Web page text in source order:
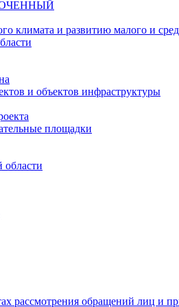
климата и развитию малого и
и объектов инфраструктуры
площадки
рассмотрения обращений лиц и